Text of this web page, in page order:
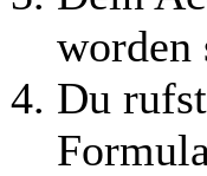
worden
Du